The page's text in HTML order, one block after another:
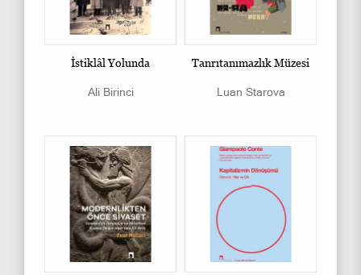
İstiklâl Yolunda
Ali Birinci
Tanrıtanımazlık Müzesi
Luan Starova